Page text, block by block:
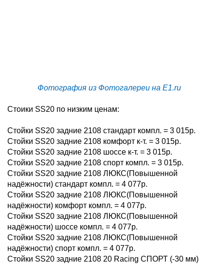
Фотография из Фотогалереи на E1.ru
Стоики SS20 по низким ценам:
Стойки SS20 задние 2108 стандарт компл. = 3 015р.
Стойки SS20 задние 2108 комфорт к-т. = 3 015р.
Стойки SS20 задние 2108 шоссе к-т. = 3 015р.
Стойки SS20 задние 2108 спорт компл. = 3 015р.
Стойки SS20 задние 2108 ЛЮКС(Повышенной
надёжности) стандарт компл. = 4 077р.
Стойки SS20 задние 2108 ЛЮКС(Повышенной
надёжности) комфорт компл. = 4 077р.
Стойки SS20 задние 2108 ЛЮКС(Повышенной
надёжности) шоссе компл. = 4 077р.
Стойки SS20 задние 2108 ЛЮКС(Повышенной
надёжности) спорт компл. = 4 077р.
Стойки SS20 задние 2108 20 Racing СПОРТ (-30 мм)